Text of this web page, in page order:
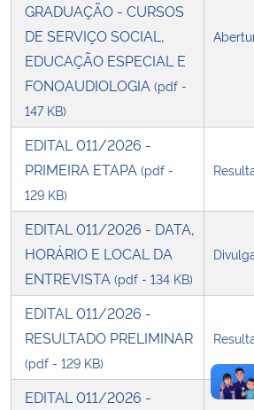
Secretaria de Governo
Gabinete de Segurança Institucional
Advocacia-Geral da União
Banco Central do Brasil
Planalto
GRADUAÇÃO - CURSOS
DE SERVIÇO SOCIAL,
EDUCAÇÃO ESPECIAL E
FONOAUDIOLOGIA (pdf -
147 KB)
EDITAL 011/2026 -
PRIMEIRA ETAPA (pdf -
129 KB)
EDITAL 011/2026 - DATA,
HORÁRIO E LOCAL DA
ENTREVISTA (pdf - 134 KB)
EDITAL 011/2026 -
RESULTADO PRELIMINAR
(pdf - 129 KB)
EDITAL 011/2026 -